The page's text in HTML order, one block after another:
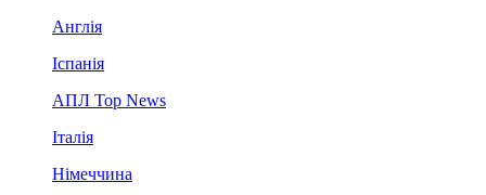
Англія
Іспанія
АПЛ Top News
Італія
Німеччина